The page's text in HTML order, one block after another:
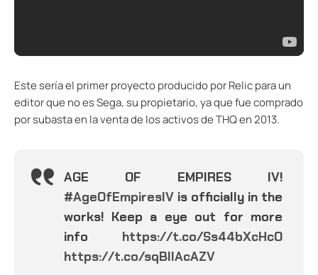
Este sería el primer proyecto producido por Relic para un
editor que no es Sega, su propietario, ya que fue comprado
por subasta en la venta de los activos de THQ en 2013.
AGE OF EMPIRES IV!
#AgeOfEmpiresIV is officially in the
works! Keep a eye out for more
info https://t.co/Ss44bXcHcO
https://t.co/sqBlIAcAZV